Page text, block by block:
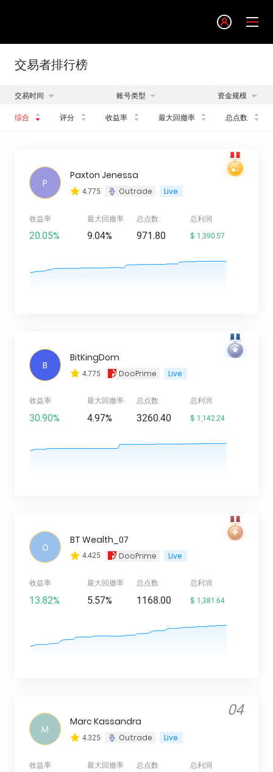
English
简体中文
한글
交易者排行榜
交易时间 账号类型 资金规模
综合 评分 收益率 最大回撤率 总点数
P
Paxton Jenessa
4.775 Outrade Live
收益率
20.05%
最大回撤率
9.04%
总点数
971.80
总利润
$ 1,390.57
B
BitKingDom
4.775 DooPrime Live
收益率
30.90%
最大回撤率
4.97%
总点数
3260.40
总利润
$ 1,142.24
O
BT Wealth_07
4.425 DooPrime Live
收益率
13.82%
最大回撤率
5.57%
总点数
1168.00
总利润
$ 1,381.64
04
M
Marc Kassandra
4.325 Outrade Live
收益率 最大回撤率 总点数
总利润